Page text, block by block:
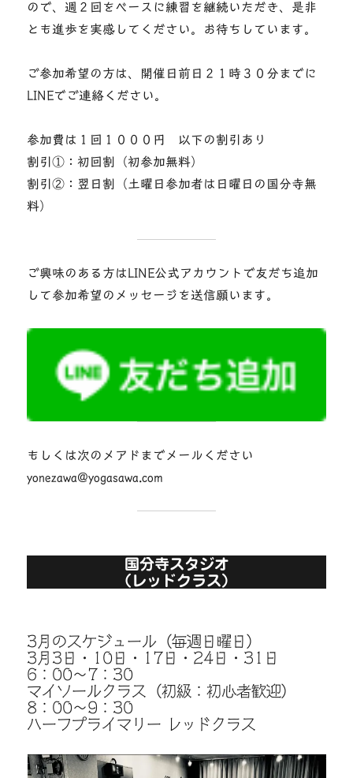
ので、週２回をベースに練習を継続いただき、是非
とも進歩を実感してください。お待ちしています。
ご参加希望の方は、開催日前日２１時３０分までに
LINEでご連絡ください。
参加費は１回１０００円 以下の割引あり
割引①：初回割（初参加無料）
割引②：翌日割（土曜日参加者は日曜日の国分寺無
料）
ご興味のある方はLINE公式アカウントで友だち追加
して参加希望のメッセージを送信願います。
もしくは次のメアドまでメールください
yonezawa@yogasawa.com
国分寺スタジオ
（レッドクラス）
3月のスケジュール（毎週日曜日）
3月3日・10日・17日・24日・31日
6：00〜7：30
マイソールクラス（初級：初心者歓迎）
8：00〜9：30
ハーフプライマリー レッドクラス